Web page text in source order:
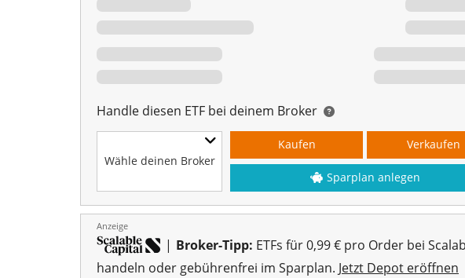
Handle diesen ETF bei deinem Broker
Wähle deinen Broker
Kaufen Verkaufen
Sparplan anlegen
Anzeige
| Broker-Tipp: ETFs für 0,99 € pro Order bei
handeln oder gebührenfrei im Sparplan. Jetzt Depot eröffnen